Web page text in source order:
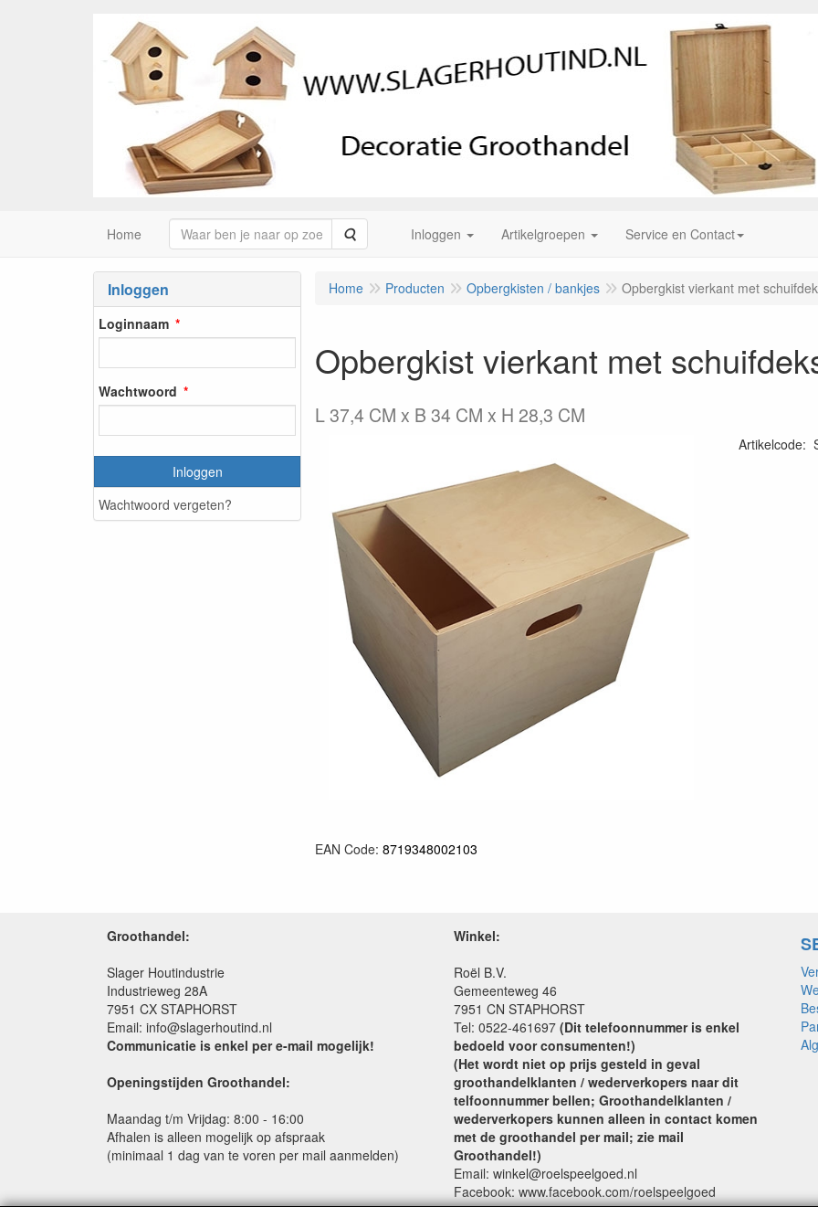
Home Zoeken Inloggen Artikelgroepen Service en Contact
Inloggen
Loginnaam
Wachtwoord
Inloggen
Wachtwoord vergeten?
Home Producten Opbergkisten / bankjes Opbergkist vierkant met
Opbergkist vierkant met
L 37,4 CM x B 34 CM x H 28,3 CM
Artikelcode:
EAN Code: 8719348002103
Groothandel:
Slager Houtindustrie
Industrieweg 28A
7951 CX STAPHORST
Email: info@slagerhoutind.nl
Communicatie is enkel per e-mail mogelijk!
Openingstijden Groothandel:
Maandag t/m Vrijdag: 8:00 - 16:00
Afhalen is alleen mogelijk op afspraak
(minimaal 1 dag van te voren per mail aanmelden)
Winkel:
Roël B.V.
Gemeenteweg 46
7951 CN STAPHORST
Tel: 0522-461697 (Dit telefoonnummer is enkel
bedoeld voor consumenten!)
(Het wordt niet op prijs gesteld in geval
groothandelklanten / wederverkopers naar dit
telfoonnummer bellen; Groothandelklanten /
wederverkopers kunnen alleen in contact komen
met de groothandel per mail; zie mail
Groothandel!)
Email: winkel@roelspeelgoed.nl
Facebook: www.facebook.com/roelspeelgoed